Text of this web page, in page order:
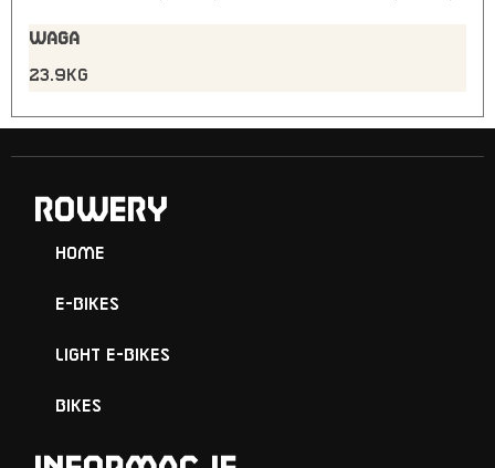
WAGA
23.9kg
ROWERY
Home
E-Bikes
Light E-Bikes
Bikes